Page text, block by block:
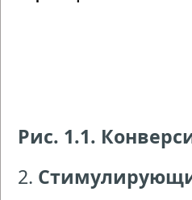
Рис. 1.1.
2.